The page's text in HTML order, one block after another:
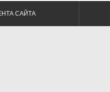
САЙТА